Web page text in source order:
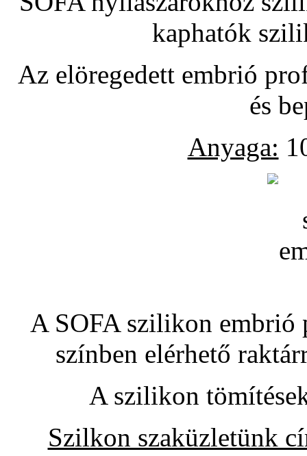
kaphatók
Az elöregedett embrió
és
Anyaga:
A SOFA szilikon embrió
színben elérhető
A szilikon
Szilkon szaküzletünk